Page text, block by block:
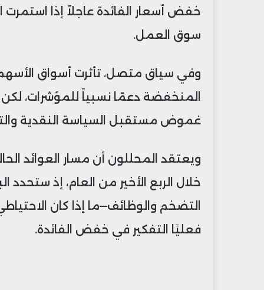
خفض أسعار الفائدة عاجلاً إذا
سوق العمل.
وفي سياق متصل، تأثرت أسواق الأسهم
المنخفضة دعمًا نسبياً للمؤشرات،
غموض مستقبل السياسة النقدية
ويعتقد المحللون أن مسار العوائد
خلال الربع الأخير من العام، إذ ستحدد
التضخم والوظائف—ما إذا كان
فعليًا التفكير في خفض الفائدة.